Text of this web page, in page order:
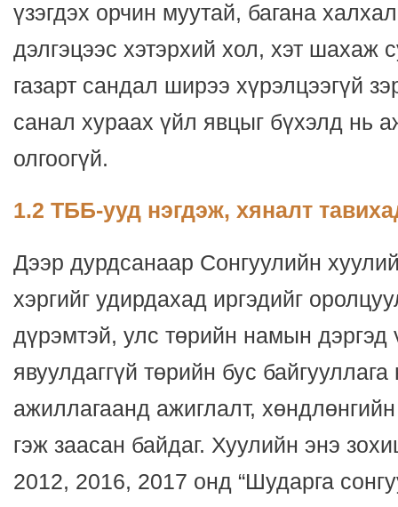
үзэгдэх орчин муутай, багана
дэлгэцээс хэтэрхий хол, хэт шахаж
газарт сандал ширээ хүрэлцээгүй
санал хураах үйл явцыг бүхэлд нь
олгоогүй.
1.2 ТББ-ууд нэгдэж, хяналт
Дээр дурдсанаар Сонгуулийн
хэргийг удирдахад иргэдийг
дүрэмтэй, улс төрийн намын дэргэд
явуулдаггүй төрийн бус
ажиллагаанд ажиглалт,
гэж заасан байдаг. Хуулийн энэ
2012, 2016, 2017 онд “Шударга